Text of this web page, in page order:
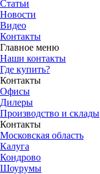
Статьи
Новости
Видео
Контакты
Главное меню
Наши контакты
Где купить?
Контакты
Офисы
Дилеры
Производство и склады
Контакты
Московская область
Калуга
Кондрово
Шоурумы